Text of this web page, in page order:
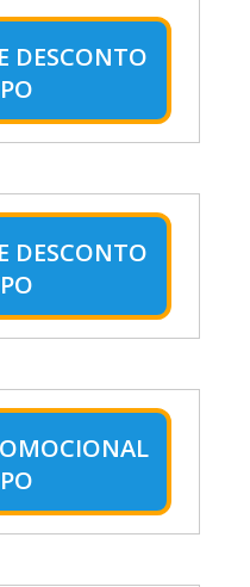
DESCONTO
DESCONTO